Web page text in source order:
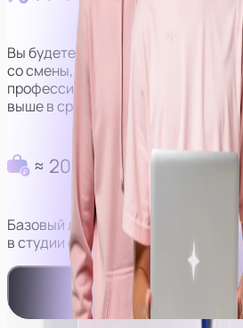
Вы будете получать 30% от дохода
со смены, но за счёт наличия
профессионалов, сумма
выше в сравнении с моделями без
≈ 200 000 руб в месяц
Базовый личный доход моделей
в студии с оператором.
Смотреть видео-